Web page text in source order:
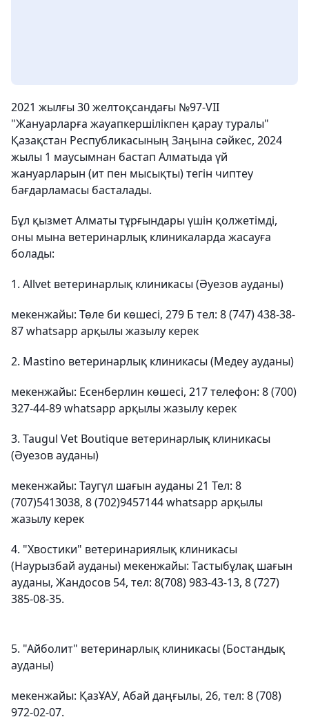
2021 жылғы 30 желтоқсандағы №97-VII
"Жануарларға жауапкершілікпен қарау туралы"
Қазақстан Республикасының Заңына сәйкес, 2024
жылы 1 маусымнан бастап Алматыда үй
жануарларын (ит пен мысықты) тегін чиптеу
бағдарламасы басталады.
Бұл қызмет Алматы тұрғындары үшін қолжетімді,
оны мына ветеринарлық клиникаларда жасауға
болады:
1. Allvet ветеринарлық клиникасы (Әуезов ауданы)
мекенжайы: Төле би көшесі, 279 Б тел: 8 (747) 438-38-
87 whatsapp арқылы жазылу керек
2. Mastino ветеринарлық клиникасы (Медеу ауданы)
мекенжайы: Есенберлин көшесі, 217 телефон: 8 (700)
327-44-89 whatsapp арқылы жазылу керек
3. Taugul Vet Boutique ветеринарлық клиникасы
(Әуезов ауданы)
мекенжайы: Таугүл шағын ауданы 21 Тел: 8
(707)5413038, 8 (702)9457144 whatsapp арқылы
жазылу керек
4. "Хвостики" ветеринариялық клиникасы
(Наурызбай ауданы) мекенжайы: Тастыбұлақ шағын
ауданы, Жандосов 54, тел: 8(708) 983-43-13, 8 (727)
385-08-35.
5. "Айболит" ветеринарлық клиникасы (Бостандық
ауданы)
мекенжайы: ҚазҰАУ, Абай даңғылы, 26, тел: 8 (708)
972-02-07.